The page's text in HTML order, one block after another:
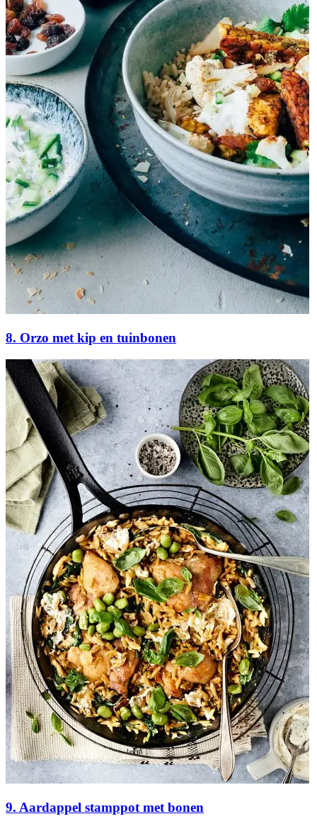
8. Orzo met kip en tuinbonen
9. Aardappel stamppot met bonen